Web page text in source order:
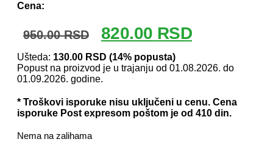
Cena:
950.00RSD
Originalna
cena
je
bila:
950.00 RSD.
820.00 RSDTrenutna
cena
820.00 RSD.
Ušteda: 130.00 RSD (14% popusta)
Popust na proizvod je u trajanju od 01.08.2026. do
01.09.2026. godine.
* Troškovi isporuke nisu uključeni u cenu. Cena
isporuke Post expresom poštom je od 410 din.
Nema na zalihama